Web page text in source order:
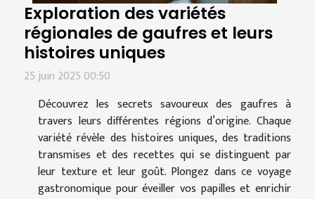
Exploration des variétés
régionales de gaufres et leurs
histoires uniques
25 juin 2025 00:50
Découvrez les secrets savoureux des gaufres à
travers leurs différentes régions d’origine. Chaque
variété révèle des histoires uniques, des traditions
transmises et des recettes qui se distinguent par
leur texture et leur goût. Plongez dans ce voyage
gastronomique pour éveiller vos papilles et enrichir